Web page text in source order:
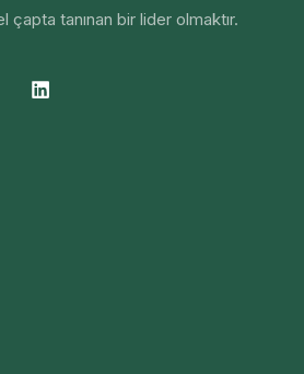
çapta tanınan bir lider olmaktır.